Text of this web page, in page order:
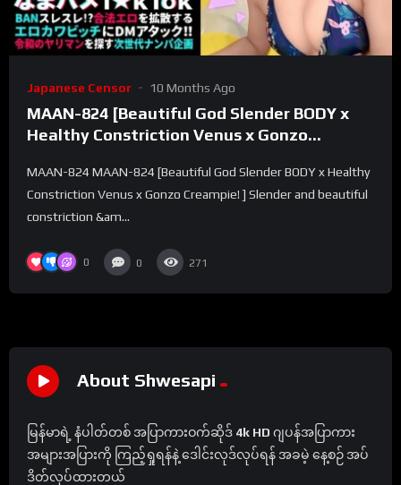
Japanese Censor 10 Months Ago
MAAN-824 [Beautiful God Slender BODY x
Healthy Constriction Venus x Gonzo
MAAN-824 MAAN-824 [Beautiful God Slender BODY x Healthy
Constriction Venus x Gonzo Creampie! ] Slender and beautiful
constriction &am...
0 0 271
About Shwesapi
မြန်မာရဲ့ နံပါတ်တစ် အပြာကားဝက်ဆိုဒ် 4k HD ဂျပန်အပြာကား
အများအပြားကို ကြည့်ရှုရန်နဲ့ ဒေါင်းလုဒ်လုပ်ရန် အခမဲ့ နေ့စဉ် အပ်
ဒိတ်လုပ်ထားတယ်